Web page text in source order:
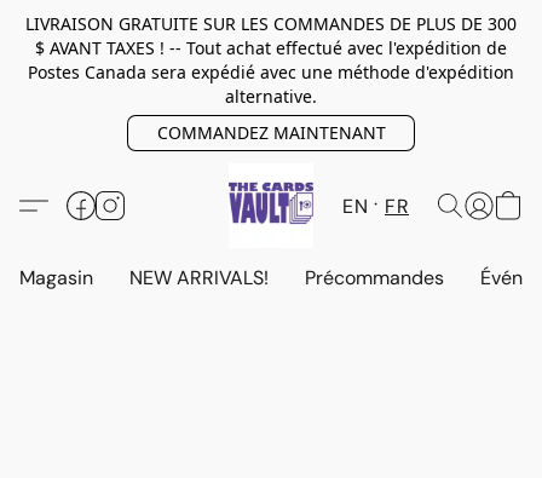
LIVRAISON GRATUITE SUR LES COMMANDES DE PLUS DE 300
$ AVANT TAXES ! -- Tout achat effectué avec l'expédition de
Postes Canada sera expédié avec une méthode d'expédition
alternative.
COMMANDEZ MAINTENANT
EN FR
Magasin NEW ARRIVALS! Précommandes